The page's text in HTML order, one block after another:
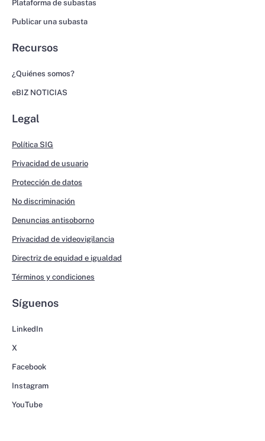
Plataforma de subastas
Publicar una subasta
Recursos
¿Quiénes somos?
eBIZ NOTICIAS
Legal
Política SIG
Privacidad de usuario
Protección de datos
No discriminación
Denuncias antisoborno
Privacidad de videovigilancia
Directriz de equidad e igualdad
Términos y condiciones
Síguenos
LinkedIn
X
Facebook
Instagram
YouTube